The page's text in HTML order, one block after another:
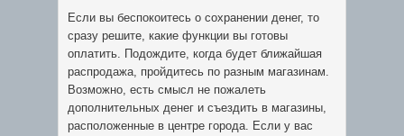
Если вы беспокоитесь о сохранении денег, то
сразу решите, какие функции вы готовы
оплатить. Подождите, когда будет ближайшая
распродажа, пройдитесь по разным магазинам.
Возможно, есть смысл не пожалеть
дополнительных денег и съездить в магазины,
расположенные в центре города. Если у вас